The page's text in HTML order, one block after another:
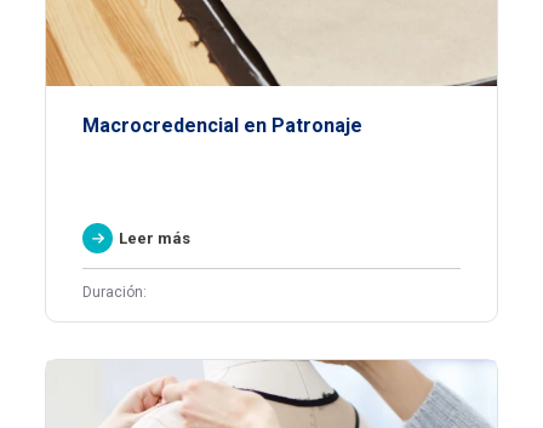
Macrocredencial en Patronaje
Leer más
Duración: